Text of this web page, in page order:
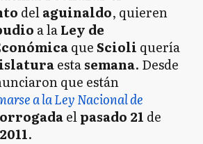
delaguinaldo, quieren
a laLey de
queScioli quería
estasemana. Desde
que están
a la Ley Nacional de
elpasado 21 de
2011.